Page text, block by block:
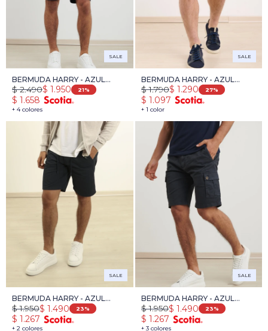
SALE
BERMUDA HARRY - AZUL
OSCURO
+ 4 colores
$ 1.950
$ 2.490 21
$ 1.658
SALE
BERMUDA HARRY - AZUL
OSCURO
+ 1 color
$ 1.290
$ 1.790 27
$ 1.097
SALE
BERMUDA HARRY - AZUL
OSCURO
+ 2 colores
$ 1.490
$ 1.950 23
$ 1.267
SALE
BERMUDA HARRY - AZUL
OSCURO
+ 3 colores
$ 1.490
$ 1.950 23
$ 1.267